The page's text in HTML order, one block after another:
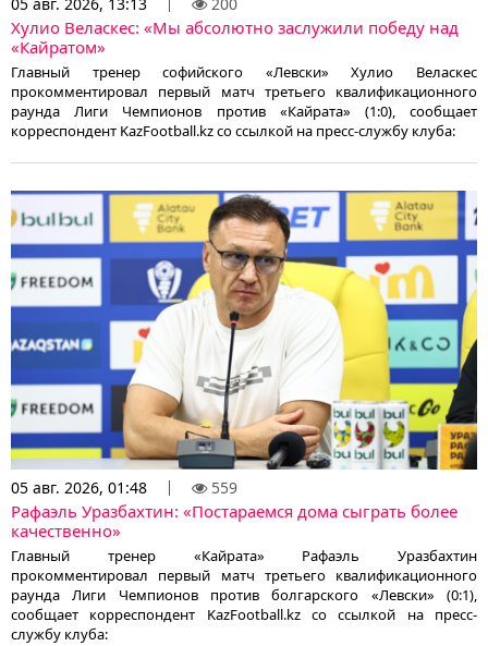
Хулио Веласкес: «Мы абсолютно заслужили победу над
«Кайратом»
Главный тренер софийского «Левски» Хулио Веласкес
прокомментировал первый матч третьего квалификационного
раунда Лиги Чемпионов против «Кайрата» (1:0), сообщает
корреспондент KazFootball.kz со ссылкой на пресс-службу клуба:
05 авг. 2026, 01:48 559
Рафаэль Уразбахтин: «Постараемся дома сыграть более
качественно»
Главный тренер «Кайрата» Рафаэль Уразбахтин
прокомментировал первый матч третьего квалификационного
раунда Лиги Чемпионов против болгарского «Левски» (0:1),
сообщает корреспондент KazFootball.kz со ссылкой на пресс-
службу клуба: